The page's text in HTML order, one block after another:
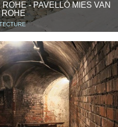
- PAVELLÓ MIES VAN